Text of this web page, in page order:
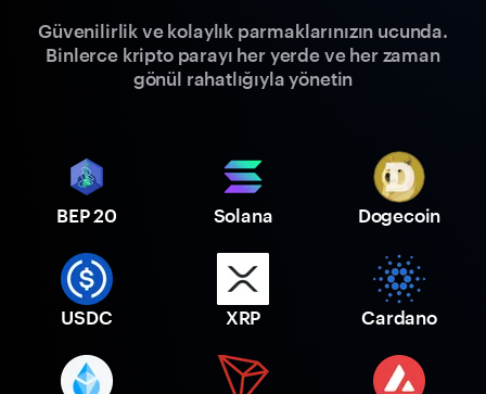
Güvenilirlik ve kolaylık parmaklarınızın ucunda.
Binlerce kripto parayı her yerde ve her zaman
gönül rahatlığıyla yönetin
BEP 20 Solana Dogecoin
USDC XRP Cardano